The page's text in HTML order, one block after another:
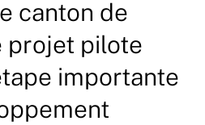
canton de
projet pilote
importante